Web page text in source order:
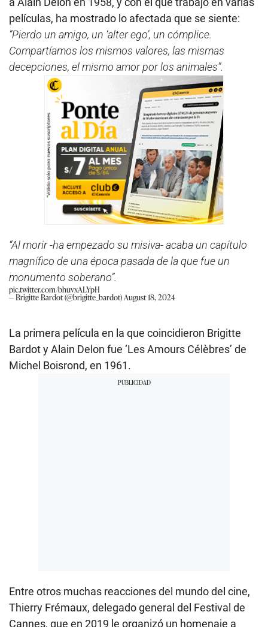
películas, ha mostrado lo afectada que se siente:
“Pierdo un amigo, un ‘alter ego’, un cómplice.
Compartíamos los mismos valores, las mismas
decepciones, el mismo amor por los animales”.
“Al morir -ha empezado su misiva- acaba un capítulo
magnífico de una época pasada de la que fue un
monumento soberano”.
pic.twitter.com/bhuvxALYpH
— Brigitte Bardot (@brigitte_bardot)August 18, 2024
La primera película en la que coincidieron Brigitte
Bardot y Alain Delon fue ‘Les Amours Célèbres’ de
Michel Boisrond, en 1961.
Entre otros muchas reacciones del mundo del cine,
Thierry Frémaux, delegado general del Festival de
Cannes, que en 2019 le organizó un homenaje a